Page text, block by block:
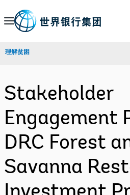
Skip
Navigation
理解贫困
Stakeholder
Engagement
DRC Forest
Savanna